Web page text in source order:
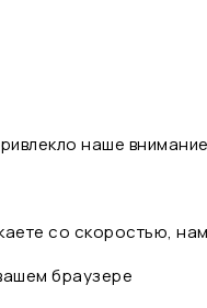
наше
со скоростью,
браузере